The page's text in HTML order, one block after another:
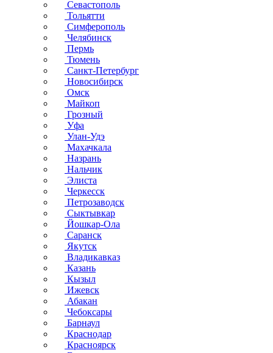
Севастополь
Тольятти
Симферополь
Челябинск
Пермь
Тюмень
Санкт-Петербург
Новосибирск
Омск
Майкоп
Грозный
Уфа
Улан-Удэ
Махачкала
Назрань
Нальчик
Элиста
Черкесск
Петрозаводск
Сыктывкар
Йошкар-Ола
Саранск
Якутск
Владикавказ
Казань
Кызыл
Ижевск
Абакан
Чебоксары
Барнаул
Краснодар
Красноярск